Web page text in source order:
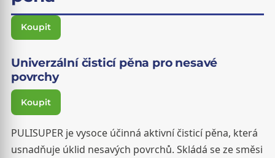
Koupit
Univerzální čisticí pěna pro nesavé
povrchy
Koupit
PULISUPER je vysoce účinná aktivní čisticí pěna, která
usnadňuje úklid nesavých povrchů. Skládá se ze směsi